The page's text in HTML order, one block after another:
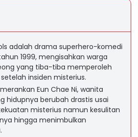
adalah drama superhero-komedi
1999, mengisahkan warga
yang tiba-tiba memperoleh
insiden misterius.
Eun Chae Ni, wanita
hidupnya berubah drastis usai
misterius namun kesulitan
hingga menimbulkan